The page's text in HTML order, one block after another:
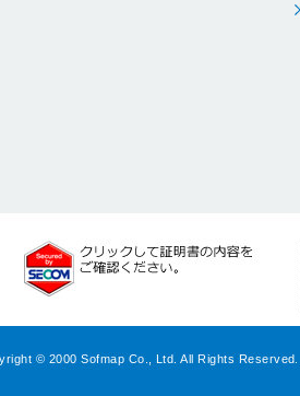
© 2000 Sofmap Co., Ltd. All Rights Reserved.